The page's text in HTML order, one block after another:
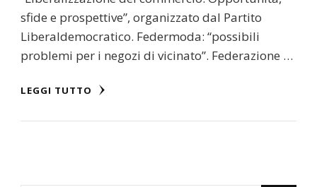
sfide e prospettive”, organizzato dal Partito
Liberaldemocratico. Federmoda: “possibili
problemi per i negozi di vicinato”. Federazione …
LEGGI TUTTO